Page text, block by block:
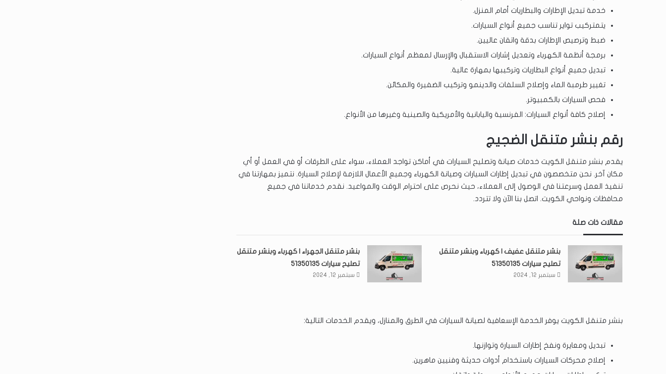
خدمة تبديل الإطارات والبطاريات أمام المنزل.
يتمتركيب تواير تناسب جميع أنواع السيارات.
ضبط وترصيص الإطارات بدقة واتقان عاليين.
برمجة أنظمة الكهرباء وتعديل إشارات الاستقبال والإرسال لمعظم أنواع السيارات.
تبديل جميع أنواع البطاريات وتركيبها بمهارة عالية.
تغيير طرمبة الماء وإصلاح السلفات والدينمو وتركيب الضفيرة والمكائن.
فحص السيارات بالكمبيوتر.
إصلاح كافة أنواع السيارات: الفرنسية واليابانية والأمريكية والصينية وغيرها من الأنواع.
رقم بنشر متنقل الضجيج
يقدم بنشر متنقل الكويت خدمات صيانة وتصليح السيارات في أماكن تواجد العملاء، سواء على الطرقات أو في العمل أو أي
مكان آخر. نحن متخصصون في تبديل إطارات السيارات وصيانة الكهرباء وجميع الأعمال اللازمة لإصلاح السيارة. نتميز بمهارتنا في
تنفيذ العمل وسرعتنا في الوصول إلى العملاء، حيث نحرص على احترام الوقت والمواعيد. نقدم خدماتنا في جميع
محافظات ونواحي الكويت. اتصل بنا الآن ولا تتردد.
مقالات ذات صلة
بنشر متنقل عفيف | كهرباء وبنشر متنقل
تصليح سيارات 51350135
سبتمبر 12, 2024
بنشر متنقل الجهراء | كهرباء وبنشر متنقل
تصليح سيارات 51350135
سبتمبر 12, 2024
بنشر متنقل الكويت يوفر الخدمة الإسعافية لصيانة السيارات في الطرق والمنازل، ويقدم الخدمات التالية:
تبديل ومعايرة ونفخ إطارات السيارة وتوازنها.
إصلاح محركات السيارات باستخدام أدوات حديثة وفنيين ماهرين.